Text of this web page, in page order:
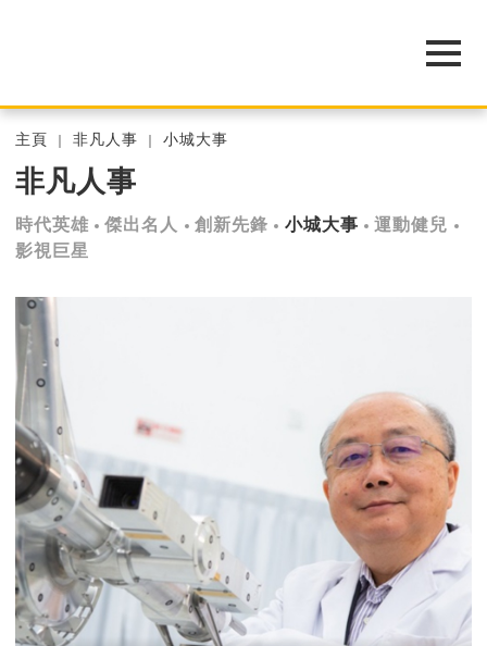
主頁 非凡人事 小城大事
非凡人事
時代英雄 傑出名人 創新先鋒 小城大事
運動健兒
影視巨星